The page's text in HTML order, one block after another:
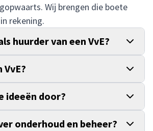
Wij brengen die boete
rekening.
huurder van een VvE?
ideeën door?
onderhoud en beheer?